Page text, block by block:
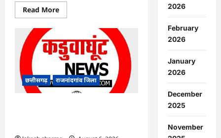
Read MoreRead
more
युवक
पर
चाकू
जानलेवा
हमला,
चार
आरोपी
छत्तीसगढ़ राजनांदगांव जिला
2026
February
2026
January
2026
December
2025
November